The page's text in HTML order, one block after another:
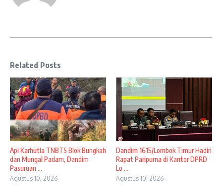
Related Posts
Api Karhutla TNBTS Blok Bungkah
dan Mungal Padam, Dandim
Pasuruan ...
Agustus 10, 2026
Dandim 1615/Lombok Timur Hadiri
Rapat Paripurna di Kantor DPRD
Lo ...
Agustus 10, 2026